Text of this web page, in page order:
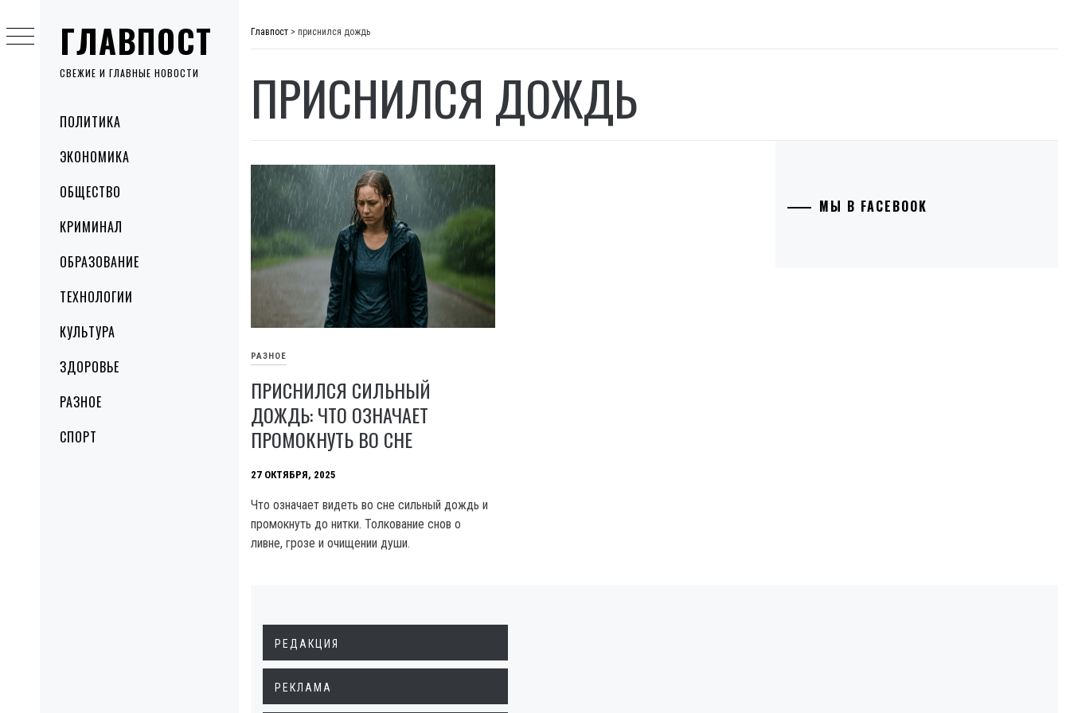
ГЛАВПОСТ
СВЕЖИЕ И ГЛАВНЫЕ НОВОСТИ
MenuПОЛИТИКА
ЭКОНОМИКА
ОБЩЕСТВО
КРИМИНАЛ
ОБРАЗОВАНИЕ
ТЕХНОЛОГИИ
КУЛЬТУРА
ЗДОРОВЬЕ
РАЗНОЕ
СПОРТ
to
content
Главпост > приснился дождь
ПРИСНИЛСЯ ДОЖДЬ
РАЗНОЕ
ПРИСНИЛСЯ СИЛЬНЫЙ
ДОЖДЬ: ЧТО ОЗНАЧАЕТ
ПРОМОКНУТЬ ВО СНЕ
27 ОКТЯБРЯ, 2025
Что означает видеть во сне сильный дождь и
промокнуть до нитки. Толкование снов о
ливне, грозе и очищении души.
МЫ В FACEBOOK
РЕДАКЦИЯ
РЕКЛАМА